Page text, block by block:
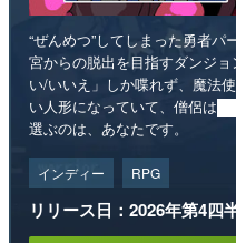
“ぜんめつ”してしまった勇者
宮からの脱出を目指すダンジ
い/いいえ」しか喋れず、魔法
い人形になっていて、僧侶は
選ぶのは、あなたです。
インディー RPG
リリース日：2026年第4四